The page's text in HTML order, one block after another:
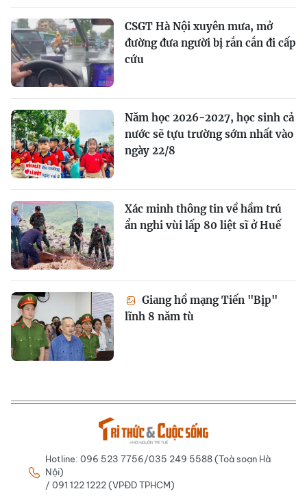
CSGT Hà Nội xuyên mưa, mở
đường đưa người bị rắn cắn đi cấp
cứu
Năm học 2026-2027, học sinh cả
nước sẽ tựu trường sớm nhất vào
ngày 22/8
Xác minh thông tin về hầm trú
ẩn nghi vùi lấp 80 liệt sĩ ở Huế
Giang hồ mạng Tiến "Bịp"
lĩnh 8 năm tù
Hotline: 096 523 7756/035 249 5588 (Toà soạn Hà
Nội)
/ 091 122 1222 (VPĐD TPHCM)